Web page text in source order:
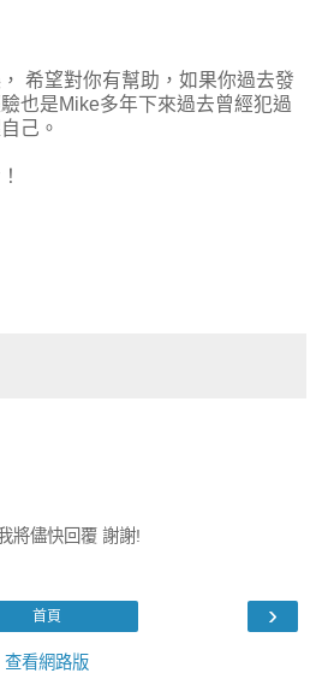
希望對你有幫助，如果你過去發
也是Mike多年下來過去曾經犯過
己。
將儘快回覆 謝謝!
›
首頁
查看網路版